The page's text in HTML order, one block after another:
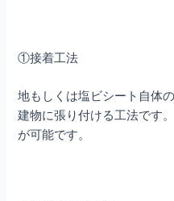
①接着工法
地もしくは塩ビシート自体
建物に張り付ける工法です
が可能です。